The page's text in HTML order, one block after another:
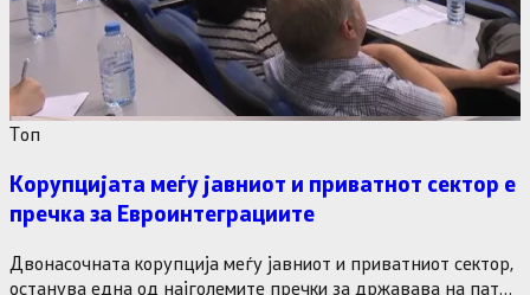
Tоп
Корупцијата меѓу јавниот и приватнот сектор е
пречка за Евроинтеграциите
Двонасочната корупција меѓу јавниот и приватниот сектор,
останува една од најголемите пречки за државава на патот